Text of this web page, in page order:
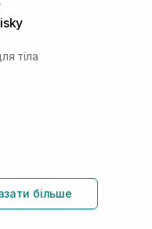
тіла
більше